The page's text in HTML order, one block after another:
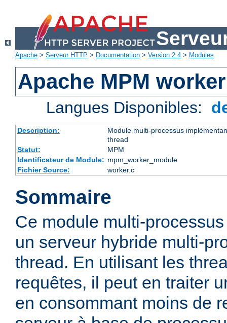
Apache > Serveur HTTP > Documentation > Version 2.4 > Modules
Apache MPM worker
Langues Disponibles:
Description:
Module multi-processus
thread
Statut:
MPM
Identificateur de Module: mpm_worker_module
Fichier Source:
worker.c
Sommaire
Ce module multi-
un serveur hybride multi-
thread. En utilisant les
requêtes, il peut en traiter
en consommant moins de